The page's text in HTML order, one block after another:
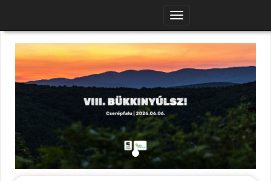
Navigációs
menü